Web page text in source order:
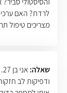
מצריכים טיפול
שאלה:
ודפיקות לב